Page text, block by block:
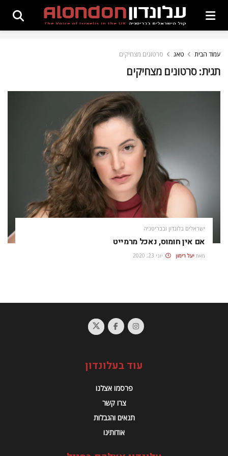
עמוד הבית טאג סרטונים מצחיקים
תגית:סרטונים מצחיקים
ישראלים בלונדון ובבריטניה
אם אין חומוס, נאכל מרמייט
מאת יעל רימון יוני 23, 2020
עוד בעלונדון
פרסמו אצלנו
צרו קשר
תנאים והגבלות
אודותינו